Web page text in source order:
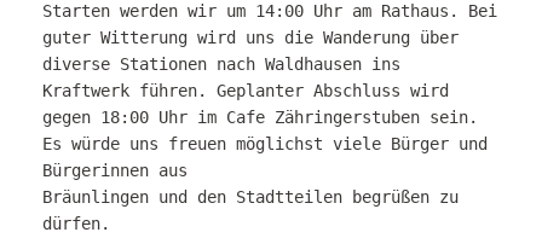
Starten werden wir um 14:00 Uhr am Rathaus. Bei
guter Witterung wird uns die Wanderung über
diverse Stationen nach Waldhausen ins
Kraftwerk führen. Geplanter Abschluss wird
gegen 18:00 Uhr im Cafe Zähringerstuben sein.
Es würde uns freuen möglichst viele Bürger und
Bürgerinnen aus
Bräunlingen und den Stadtteilen begrüßen zu
dürfen.